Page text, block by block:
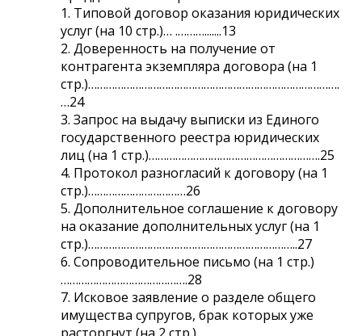
1. Типовой договор оказания юридических
услуг (на 10 стр.)… .……….......13
2. Доверенность на получение от
контрагента экземпляра договора (на 1
стр.)………………………………………………………………………….
…24
3. Запрос на выдачу выписки из Единого
государственного реестра юридических
лиц (на 1 стр.)………………………………………………….25
4. Протокол разногласий к договору (на 1
стр.)……………………………26
5. Дополнительное соглашение к договору
на оказание дополнительных услуг (на 1
стр.)……………………………………………………………..27
6. Сопроводительное письмо (на 1 стр.)
…………………………………….28
7. Исковое заявление о разделе общего
имущества супругов, брак которых уже